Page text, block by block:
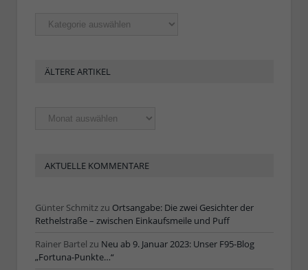
Rubriken
ÄLTERE ARTIKEL
Ältere
Artikel
AKTUELLE KOMMENTARE
Günter Schmitzzu Ortsangabe: Die zwei Gesichter der
Rethelstraße – zwischen Einkaufsmeile und Puff
Rainer Bartel zu Neu ab 9. Januar 2023: Unser F95-Blog
„Fortuna-Punkte…“